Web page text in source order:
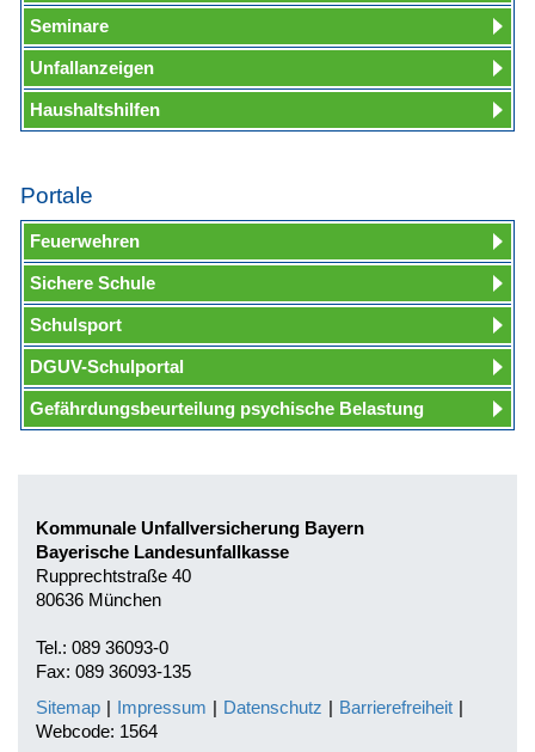
Seminare
Unfallanzeigen
Haushaltshilfen
Portale
Feuerwehren
Sichere Schule
Schulsport
DGUV-Schulportal
Gefährdungsbeurteilung psychische Belastung
Kommunale Unfallversicherung Bayern
Bayerische Landesunfallkasse
Rupprechtstraße 40
80636 München
Tel.: 089 36093-0
Fax: 089 36093-135
Sitemap | Impressum | Datenschutz | Barrierefreiheit |
Webcode: 1564